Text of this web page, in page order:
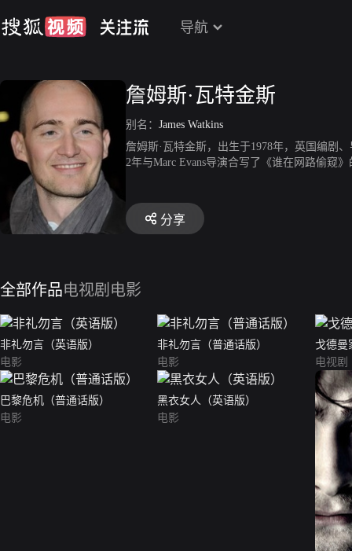
导航
詹姆斯·瓦特金斯
别名： James Watkins
詹姆斯·瓦特金斯，出生于1978年，英国编剧
2年与Marc Evans导演合写了《谁在网路偷窥
分享
全部作品电视剧 电影
非礼勿言（英语版）
电影
非礼勿言（普通话版）
电影
戈德曼
电视剧
巴黎危机（普通话版）
电影
黑衣女人（英语版）
电影